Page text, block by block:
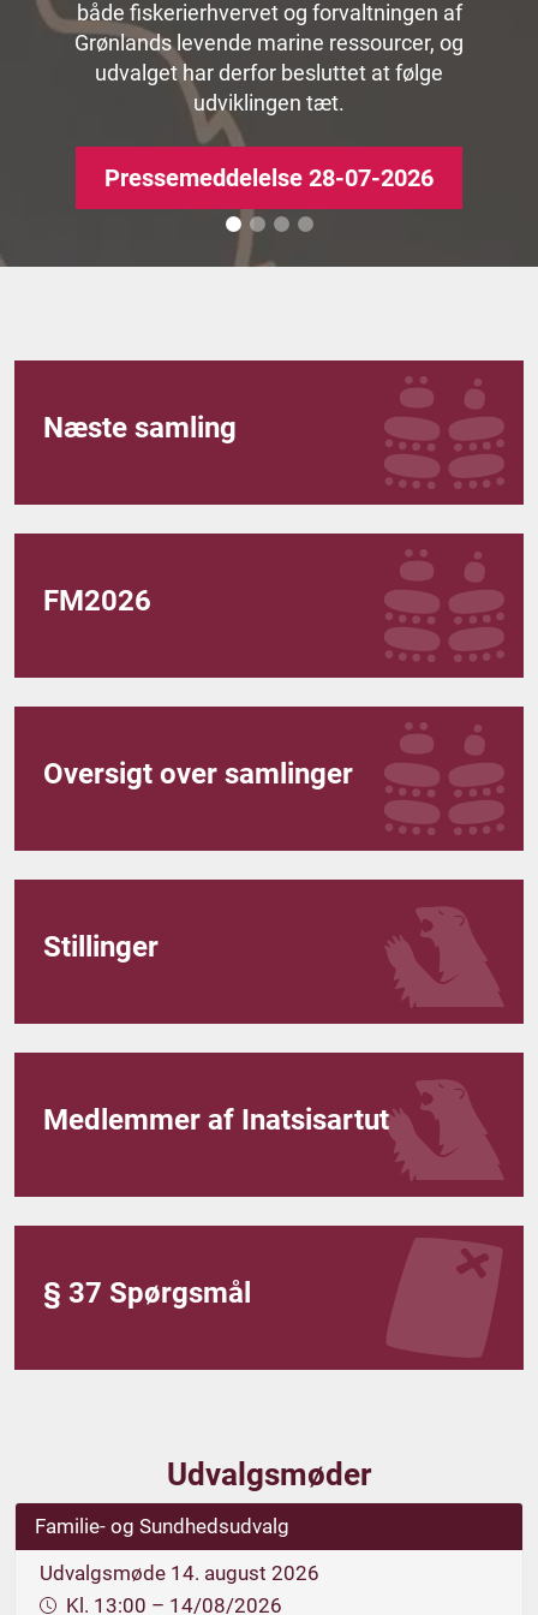
både fiskerierhvervet og forvaltningen af
Grønlands levende marine ressourcer, og
udvalget har derfor besluttet at følge
udviklingen tæt.
Pressemeddelelse 28-07-2026
Nyhed 03.07.2026
Pressemeddelelse 30.06.2026
Næste samling
FM2026
Oversigt over samlinger
Stillinger
Medlemmer af Inatsisartut
§ 37 Spørgsmål
Udvalgsmøder
Familie- og Sundhedsudvalg
Udvalgsmøde 14. august 2026
Kl. 13:00 – 14/08/2026